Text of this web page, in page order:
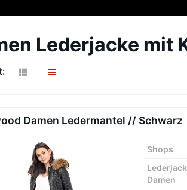
Lederjacke mit
Damen Ledermantel // Schwarz
Shops
Damen